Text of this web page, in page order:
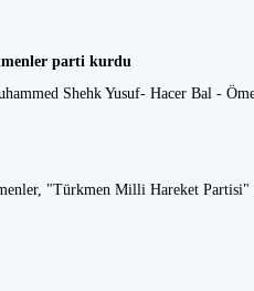
parti kurdu
Shehk Yusuf- Hacer Bal -
"Türkmen Milli Hareket Partisi"